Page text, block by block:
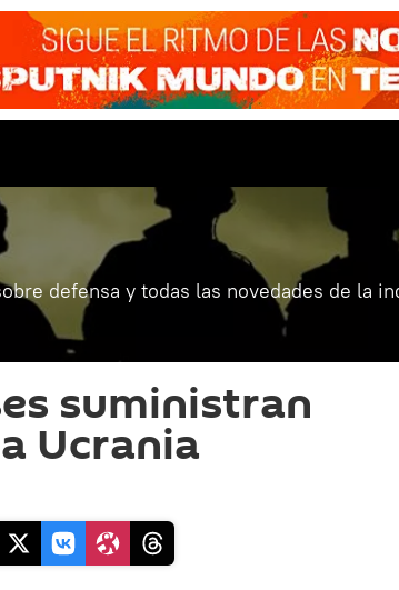
defensa y todas las novedades de la
suministran
Ucrania